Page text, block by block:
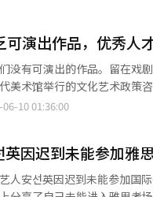
可演出作品，优秀人
没有可演出的作品。留在戏剧界经济上
美术馆举行的文化艺术政策
，而不是不断翻出经典剧本，这些作品
募的意见也被提出。委员金
美指出：“国立剧场应避免与民
06-10 01:36:00
英因迟到未能参加雅
人安선英因迟到未能参加国际公